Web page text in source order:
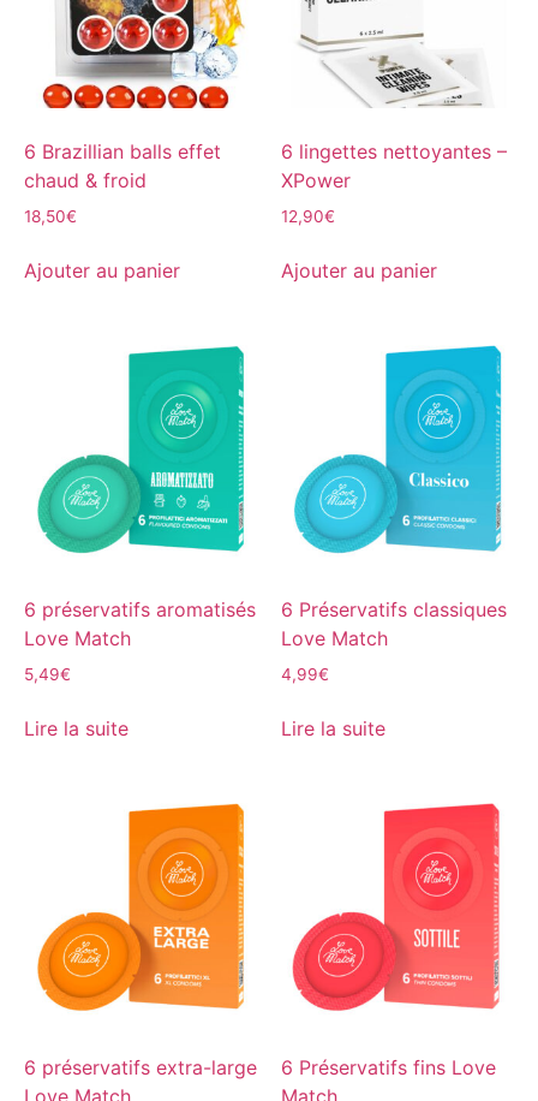
6 Brazillian balls effet
chaud & froid
18,50€
Ajouter au panier
6 lingettes nettoyantes –
XPower
12,90€
Ajouter au panier
6 préservatifs aromatisés
Love Match
5,49€
Lire la suite
6 Préservatifs classiques
Love Match
4,99€
Lire la suite
6 préservatifs extra-large
Love Match
6 Préservatifs fins Love
Match